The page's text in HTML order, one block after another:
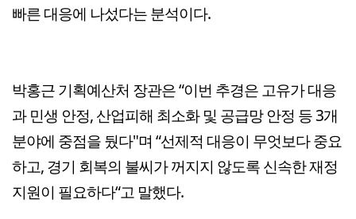
빠른 대응에 나섰다는 분석이다.
박홍근 기획예산처 장관은 “이번 추경은 고유가 대응
과 민생 안정, 산업피해 최소화 및 공급망 안정 등 3개
분야에 중점을 뒀다"며 “선제적 대응이 무엇보다 중요
하고, 경기 회복의 불씨가 꺼지지 않도록 신속한 재정
지원이 필요하다“고 말했다.